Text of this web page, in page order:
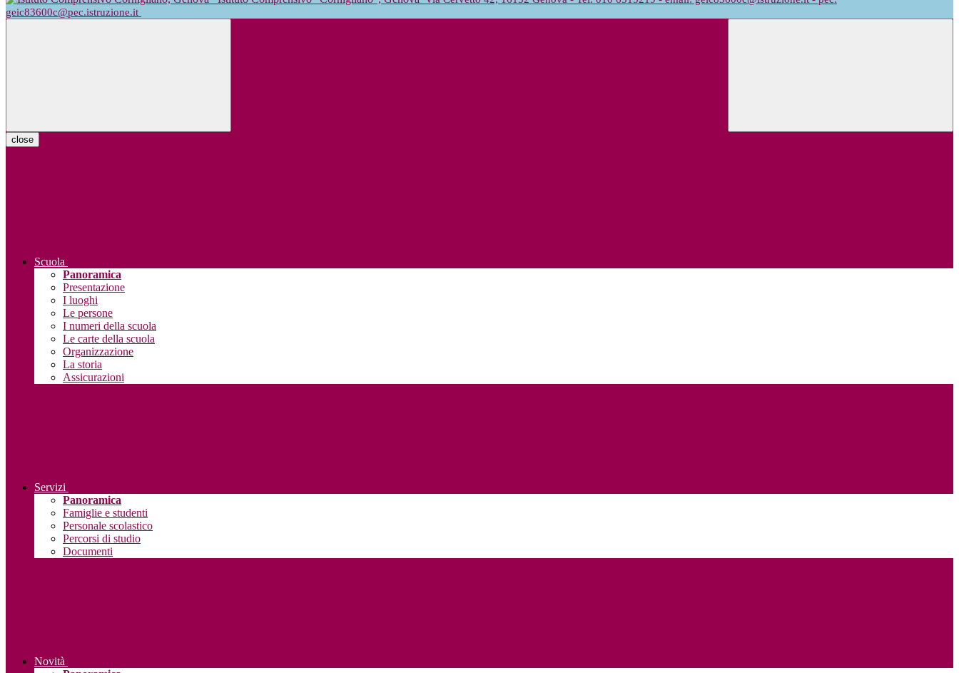
geic83600c@pec.istruzione.it
close
Scuola
Panoramica
Presentazione
I luoghi
Le persone
I numeri della scuola
Le carte della scuola
Organizzazione
La storia
Assicurazioni
Servizi
Panoramica
Famiglie e studenti
Personale scolastico
Percorsi di studio
Documenti
Novità